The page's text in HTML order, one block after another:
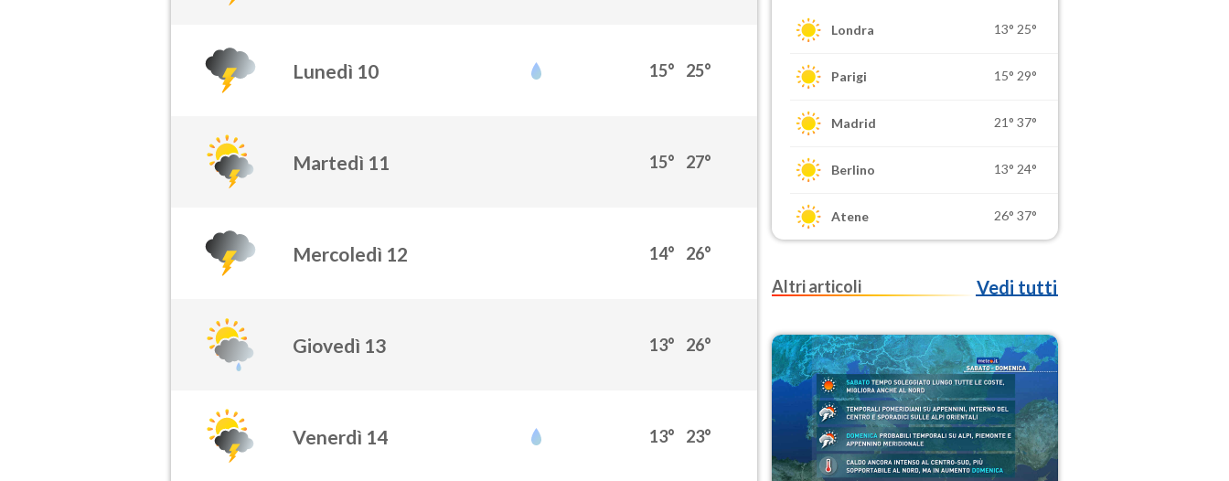
Lunedì 10 15° 25°
Martedì 11 15° 27°
Mercoledì 12 14° 26°
Giovedì 13 13° 26°
Venerdì 14 13° 23°
Londra 13° 25°
Parigi 15° 29°
Madrid 21° 37°
Berlino 13° 24°
Atene 26° 37°
Altri articoli Vedi tutti